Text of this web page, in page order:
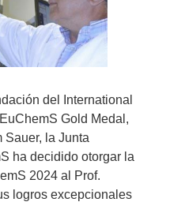
del International
Gold Medal,
Sauer, la Junta
ha decidido otorgar la
2024 al Prof.
logros excepcionales